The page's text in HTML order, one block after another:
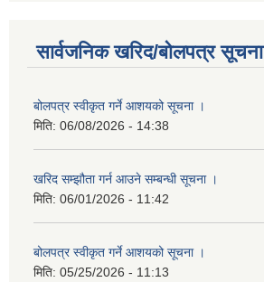
सार्वजनिक खरिद/बोलपत्र सूचना
बोलपत्र स्वीकृत गर्ने आशयको सूचना ।
मिति: 06/08/2026 - 14:38
खरिद सम्झौता गर्न आउने सम्बन्धी सूचना ।
मिति: 06/01/2026 - 11:42
बोलपत्र स्वीकृत गर्ने आशयको सूचना ।
मिति: 05/25/2026 - 11:13